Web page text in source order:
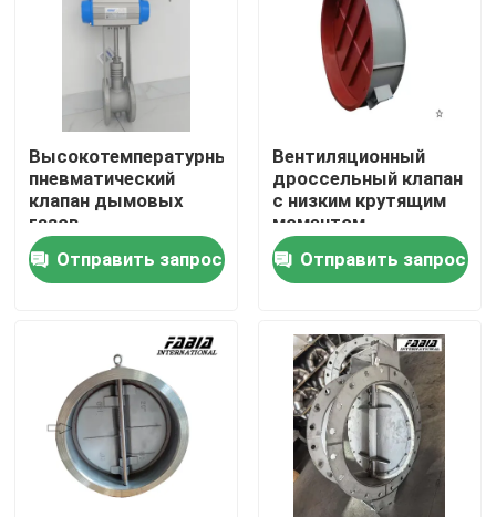
Продукты
Видеозаписи
Экскурсия по заводу
Контроль качества
Высокотемпературный
пневматический
клапан дымовых
газов
Отправить запрос
Вентиляционный
дроссельный клапан
с низким крутящим
моментом,
пневматический
электрический
регулирующий
Отправить запрос